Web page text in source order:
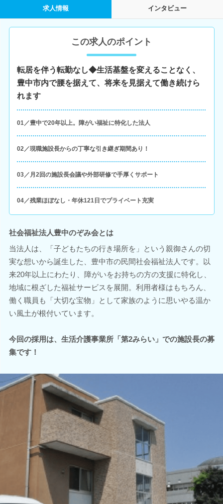
求人情報 インタビュー
この求人のポイント
転居を伴う転勤なし◆生活基盤を変えることなく、
豊中市内で腰を据えて、将来を見据えて働き続けら
れます
01／豊中で20年以上。障がい福祉に特化した法人
02／現職施設長からの丁寧な引き継ぎ期間あり！
03／月2回の施設長会議や外部研修で手厚くサポート
04／残業ほぼなし・年休121日でプライベート充実
社会福祉法人豊中のぞみ会とは
当法人は、「子どもたちの行き場所を」という親御さんの切
実な想いから誕生した、豊中市の民間社会福祉法人です。以
来20年以上にわたり、障がいをお持ちの方の支援に特化し、
地域に根ざした福祉サービスを展開。利用者様はもちろん、
働く職員も「大切な宝物」として家族のように思いやる温か
い風土が根付いています。
今回の採用は、生活介護事業所「第2みらい」での施設長の募
集です！